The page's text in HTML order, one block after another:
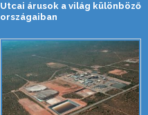
Utcai árusok a világ különböző
országaiban